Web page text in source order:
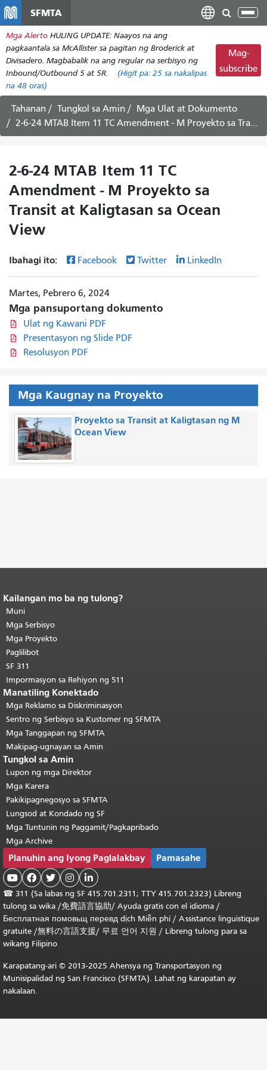
pangunahing
nilalaman
SFMTA
I-
ang
Mga Alerto HULING UPDATE: Naayos na ang
pagkaantala sa McAllister sa pagitan ng Broderick at
Divisadero. Magbabalik na ang regular na serbisyo ng
Inbound/Outbound 5 at 5R.
(Higit pa: 25 sa nakalipas
na 48 oras)
Mag-
subscribe
Tahanan Tungkol sa Amin
Mga Ulat at Dokumento
2-6-24 MTAB Item 11 TC Amendment - M Proyekto sa Transit at Kaligtasan sa Ocean View
2-6-24 MTAB Item 11 TC
Amendment - M Proyekto sa
Transit at Kaligtasan sa Ocean
View
Ibahagi ito: Facebook Twitter LinkedIn
Martes, Pebrero 6, 2024
Mga pansuportang dokumento
Ulat ng Kawani PDF
Presentasyon ng Slide PDF
Resolusyon PDF
Mga Kaugnay na Proyekto
Proyekto sa Transit at Kaligtasan ng M
Ocean View
Katapusan ng nilalaman ng
pahina.
pahinang ito ay nauulit sa bawat
pahina.Bumalik sa tuktok ng
pangunahing nilalaman
Kailangan mo ba ng tulong?
Muni
Mga Serbisyo
Mga Proyekto
Paglilibot
SF 311
Impormasyon sa Rehiyon ng 511
Manatiling Konektado
Mga Reklamo sa Diskriminasyon
Sentro ng Serbisyo sa Kustomer ng SFMTA
Mga Tanggapan ng SFMTA
Makipag-ugnayan sa Amin
Tungkol sa Amin
Lupon ng mga Direktor
Mga Karera
Pakikipagnegosyo sa SFMTA
Lungsod at Kondado ng SF
Mga Tuntunin ng Paggamit/Pagkapribado
Mga Archive
Planuhin ang Iyong Paglalakbay Pamasahe
    
☎ 311 (Sa labas ng SF 415.701.2311; TTY 415.701.2323) Libreng
tulong sa wika /免費語言協助/ Ayuda gratis con el idioma /
Бесплатная помовьщ перевд dịch Miễn phí/ Assistance linguistique
gratuite /無料の言語支援/ 무료 언어 지원 / Libreng tulong para sa
wikang Filipino
Karapatang-ari © 2013-2025 Ahensya ng Transportasyon ng
Munisipalidad ng San Francisco (SFMTA). Lahat ng karapatan ay
nakalaan.